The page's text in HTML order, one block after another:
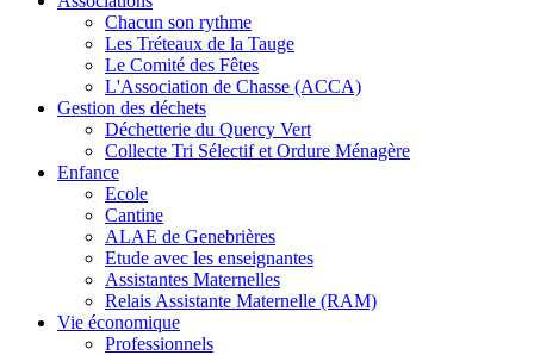
Chacun son rythme
Les Tréteaux de la Tauge
Le Comité des Fêtes
L'Association de Chasse (ACCA)
Gestion des déchets
Déchetterie du Quercy Vert
Collecte Tri Sélectif et Ordure Ménagère
Enfance
Ecole
Cantine
ALAE de Genebrières
Etude avec les enseignantes
Assistantes Maternelles
Relais Assistante Maternelle (RAM)
Vie économique
Professionnels